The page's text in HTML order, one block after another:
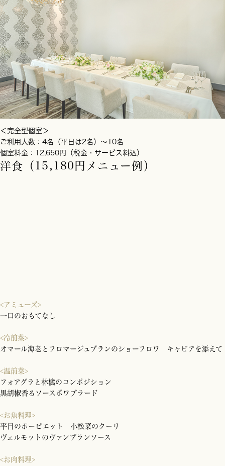
＜完全型個室＞
ご利用人数：4名（平日は2名）～10名
個室料金：12,650円（税金・サービス料込）
洋食（15,180円メニュー例）
<アミューズ>
一口のおもてなし
<冷前菜>
オマール海老とフロマージュブランのショーフロワ キャビアを添えて
<温前菜>
フォアグラと林檎のコンポジション
黒胡椒香るソースポワブラード
<お魚料理>
平目のポーピエット 小松菜のクーリ
ヴェルモットのヴァンブランソース
<お肉料理>